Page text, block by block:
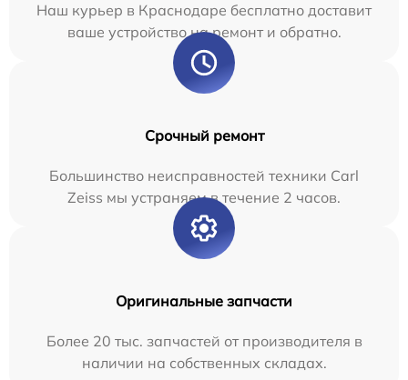
Наш курьер в Краснодаре бесплатно доставит
ваше устройство на ремонт и обратно.
Срочный ремонт
Большинство неисправностей техники Carl
Zeiss мы устраняем в течение 2 часов.
Оригинальные запчасти
Более 20 тыс. запчастей от производителя в
наличии на собственных складах.